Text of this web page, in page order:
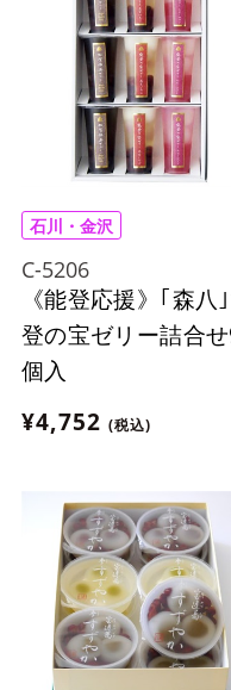
石川・金沢
C-5206
《能登応援》｢森八
登の宝ゼリー詰合
個入
¥4,752 (税込)